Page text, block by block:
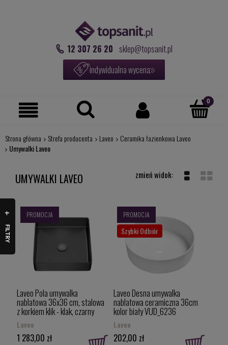
12 307 26 20 sklep@topsanit.pl
indywidualna wycena
Strona główna Strefa producenta Laveo
Ceramika łazienkowa Laveo
Umywalki Laveo
UMYWALKI LAVEO
Laveo Pola umywalka
nablatowa 36x36 cm, stalowa
z korkiem klik - klak, czarny
VUP_722S
Laveo
1 283,00 zł
PROMOCJA
Laveo Desna umywalka
nablatowa ceramiczna 36cm
kolor biały VUD_6236
Laveo
202,00 zł
PROMOCJA
Szybki Odbiór
FILTRY